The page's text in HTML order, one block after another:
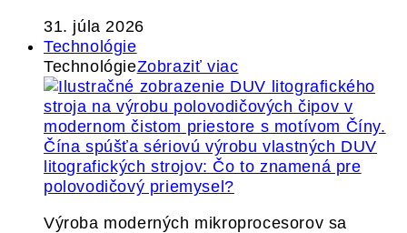
31. júla 2026
Technológie
TechnológieZobraziť viac
Čína spúšťa sériovú výrobu vlastných DUV
litografických strojov: Čo to znamená pre
polovodičový priemysel?
Výroba moderných mikroprocesorov sa